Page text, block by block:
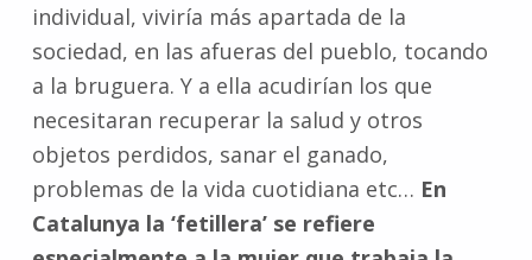
individual, viviría más apartada de la
sociedad, en las afueras del pueblo, tocando
a la bruguera. Y a ella acudirían los que
necesitaran recuperar la salud y otros
objetos perdidos, sanar el ganado,
problemas de la vida cuotidiana etc… En
Catalunya la ‘fetillera’ se refiere